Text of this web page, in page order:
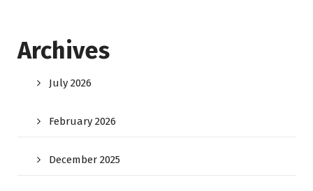
Archives
July 2026
February 2026
December 2025